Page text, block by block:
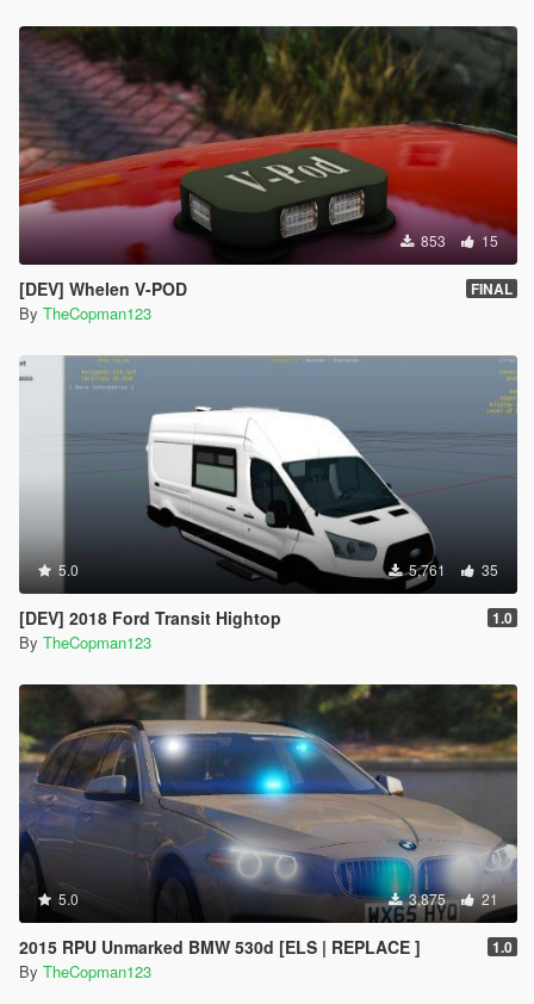
853 15
[DEV] Whelen V-POD FINAL
By TheCopman123
5.0 5,761 35
[DEV] 2018 Ford Transit Hightop 1.0
By TheCopman123
5.0 3,875 21
2015 RPU Unmarked BMW 530d [ELS | REPLACE ] 1.0
By TheCopman123